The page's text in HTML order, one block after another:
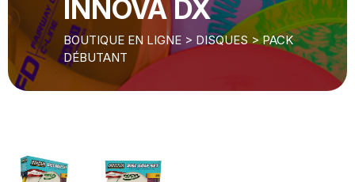
INNOVA DX
BOUTIQUE EN LIGNE > DISQUES>PACK
DÉBUTANT